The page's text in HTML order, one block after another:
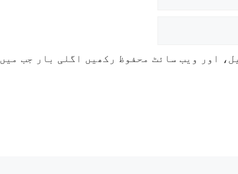
اور ویب سائٹ محفوظ رکھیں اگلی بار جب